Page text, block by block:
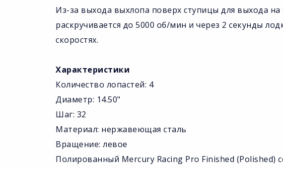
Из-за выхода выхлопа поверх ступицы для выхода на
раскручивается до 5000 об/мин и через 2 секунды
скоростях.
Характеристики
Количество лопастей: 4
Диаметр: 14.50"
Шаг: 32
Материал: нержавеющая сталь
Вращение: левое
Полированный Mercury Racing Pro Finished (Polished)